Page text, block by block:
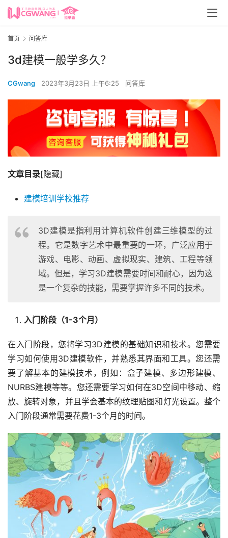
首页 问答库
3d建模一般学多久？
CGwang 2023年3月23日 上午6:25 问答库
文章目录[隐藏]
建模培训学校推荐
3D建模是指利用计算机软件创建三维模型的过
程。它是数字艺术中最重要的一环，广泛应用于
游戏、电影、动画、虚拟现实、建筑、工程等领
域。但是，学习3D建模需要时间和耐心，因为这
是一个复杂的技能，需要掌握许多不同的技术。
入门阶段（1-3个月）
在入门阶段，您将学习3D建模的基础知识和技术。您需要
学习如何使用3D建模软件，并熟悉其界面和工具。您还需
要了解基本的建模技术，例如：盒子建模、多边形建模、
NURBS建模等等。您还需要学习如何在3D空间中移动、缩
放、旋转对象，并且学会基本的纹理贴图和灯光设置。整个
入门阶段通常需要花费1-3个月的时间。